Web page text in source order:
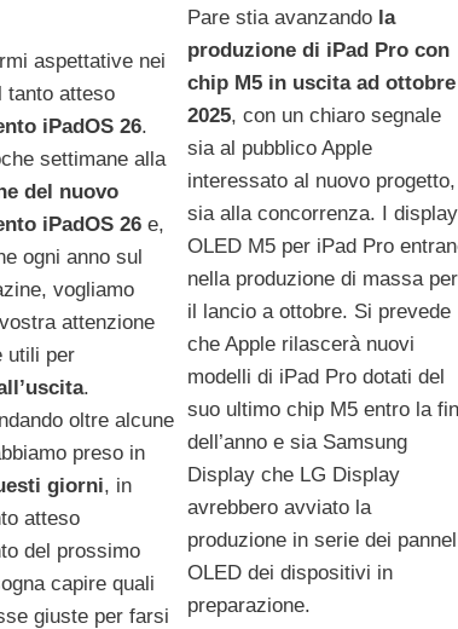
aspettative nei
tanto atteso
iPadOS 26.
settimane alla
del nuovo
iPadOS 26e,
ogni anno sul
vogliamo
attenzione
utili per
.
oltre alcune
preso in
giorni, in
atteso
del prossimo
capire quali
giuste per farsi
Pare stia avanzandola
produzione di iPad Pro con
chip M5 in uscita ad ottobre
2025, con un chiaro segnale
sia al pubblico Apple
interessato al nuovo progetto,
sia alla concorrenza. I display
OLED M5 per iPad Pro
nella produzione di massa per
il lancio a ottobre. Si prevede
che Apple rilascerà nuovi
modelli di iPad Pro dotati del
suo ultimo chip M5 entro la
dell’anno e sia Samsung
Display che LG Display
avrebbero avviato la
produzione in serie dei
OLED dei dispositivi in ​​
preparazione.